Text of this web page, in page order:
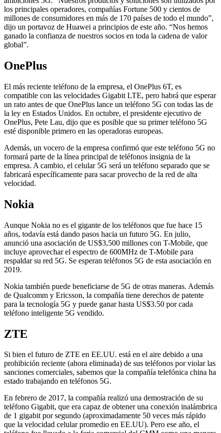
los principales operadores, compañías Fortune 500 y cientos de
millones de consumidores en más de 170 países de todo el mundo”,
dijo un portavoz de Huawei a principios de este año. “Nos hemos
ganado la confianza de nuestros socios en toda la cadena de valor
global”.
OnePlus
El más reciente teléfono de la empresa, el OnePlus 6T, es
compatible con las velocidades Gigabit LTE, pero habrá que esperar
un rato antes de que OnePlus lance un teléfono 5G con todas las de
la ley en Estados Unidos. En octubre, el presidente ejecutivo de
OnePlus, Pete Lau, dijo que es posible que su primer teléfono 5G
esté disponible primero en las operadoras europeas.
Además, un vocero de la empresa confirmó que este teléfono 5G no
formará parte de la línea principal de teléfonos insignia de la
empresa. A cambio, el celular 5G será un teléfono separado que se
fabricará específicamente para sacar provecho de la red de alta
velocidad.
Nokia
Aunque Nokia no es el gigante de los teléfonos que fue hace 15
años, todavía está dando pasos hacia un futuro 5G. En julio,
anunció una asociación de US$3,500 millones con T-Mobile, que
incluye aprovechar el espectro de 600MHz de T-Mobile para
respaldar su red 5G. Se esperan teléfonos 5G de esta asociación en
2019.
Nokia también puede beneficiarse de 5G de otras maneras. Además
de Qualcomm y Ericsson, la compañía tiene derechos de patente
para la tecnología 5G y puede ganar hasta US$3.50 por cada
teléfono inteligente 5G vendido.
ZTE
Si bien el futuro de ZTE en EE.UU. está en el aire debido a una
prohibición reciente (ahora eliminada) de sus teléfonos por violar las
sanciones comerciales, sabemos que la compañía telefónica china ha
estado trabajando en teléfonos 5G.
En febrero de 2017, la compañía realizó una demostración de su
teléfono Gigabit, que era capaz de obtener una conexión inalámbrica
de 1 gigabit por segundo (aproximadamente 50 veces más rápido
que la velocidad celular promedio en EE.UU). Pero ese año, el